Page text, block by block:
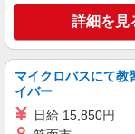
通
キープ
詳細を見
マイクロバスにて教
イバー
日給 15,850円